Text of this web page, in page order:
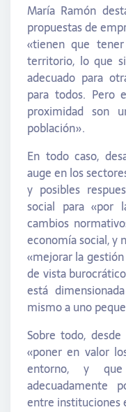
María Ramón
propuestas de
«tienen que
territorio, lo que
adecuado para
para todos. Pero
proximidad son
población».
En todo caso,
auge en los
y posibles
social para «por
cambios
economía social, y
«mejorar la
de vista
está
mismo a uno
Sobre todo, desde
«poner en valor
entorno, y
adecuadamente
entre instituciones